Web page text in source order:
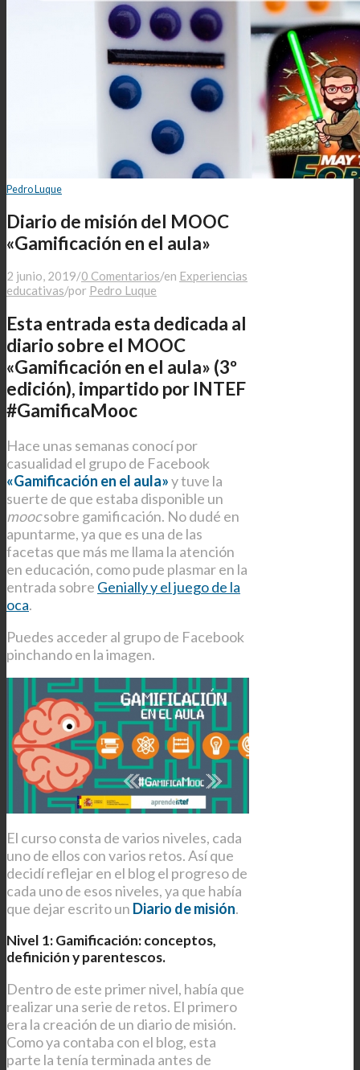
Pedro Luque
Diario de misión del MOOC
«Gamificación en el aula»
2 junio, 2019/0 Comentarios/en Experiencias
educativas/por Pedro Luque
Esta entrada esta dedicada al
diario sobre el MOOC
«Gamificación en el aula» (3º
edición), impartido por INTEF
#GamificaMooc
Hace unas semanas conocí por
casualidad el grupo de Facebook
«Gamificación en el aula»y tuve la
suerte de que estaba disponible un
moocsobre gamificación. No dudé en
apuntarme, ya que es una de las
facetas que más me llama la atención
en educación, como pude plasmar en la
entrada sobre Genially y el juego de la
oca.
Puedes acceder al grupo de Facebook
pinchando en la imagen.
El curso consta de varios niveles, cada
uno de ellos con varios retos. Así que
decidí reflejar en el blog el progreso de
cada uno de esos niveles, ya que había
que dejar escrito un Diario de misión.
Nivel 1: Gamificación: conceptos,
definición y parentescos.
Dentro de este primer nivel, había que
realizar una serie de retos. El primero
era la creación de un diario de misión.
Como ya contaba con el blog, esta
parte la tenía terminada antes de